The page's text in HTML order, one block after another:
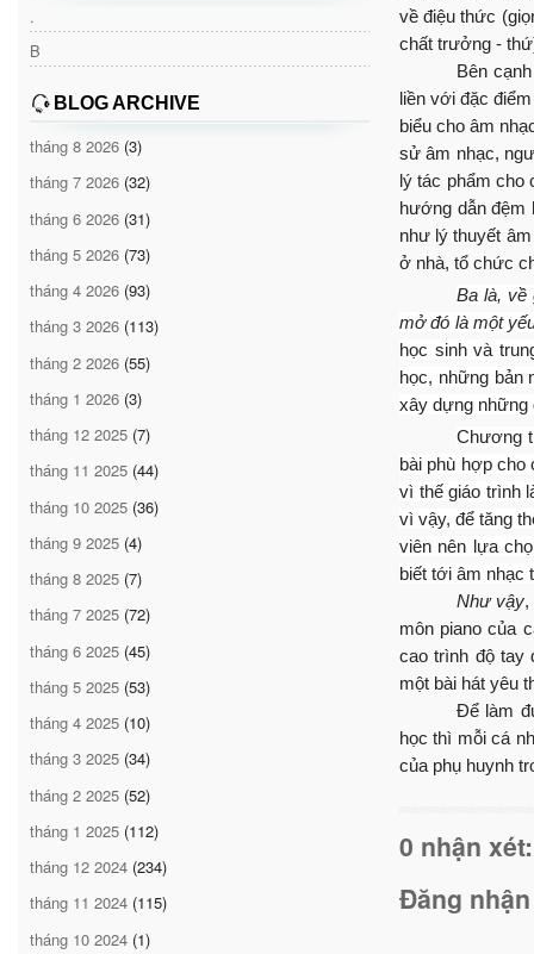
.
B
BLOG ARCHIVE
tháng 8 2026 (3)
tháng 7 2026 (32)
tháng 6 2026 (31)
tháng 5 2026 (73)
tháng 4 2026 (93)
tháng 3 2026 (113)
tháng 2 2026 (55)
tháng 1 2026 (3)
tháng 12 2025 (7)
tháng 11 2025 (44)
tháng 10 2025 (36)
tháng 9 2025 (4)
tháng 8 2025 (7)
tháng 7 2025 (72)
tháng 6 2025 (45)
tháng 5 2025 (53)
tháng 4 2025 (10)
tháng 3 2025 (34)
tháng 2 2025 (52)
tháng 1 2025 (112)
tháng 12 2024 (234)
tháng 11 2024 (115)
tháng 10 2024 (1)
về điệu thức
chất trưởng -
Bên
liền với đặc
biểu cho âm
sử âm nhạc,
lý tác phẩm cho
hướng dẫn đệm
như lý thuyết
ở nhà, tổ chức
Ba là, về
mở đó là một
học sinh và
học, những bản
xây dựng những
Chương
bài phù hợp cho
vì thế giáo trình
vì vậy, để tăng
viên nên lựa
biết tới âm nhạc
Như vậy,
môn piano của
cao trình độ tay
một bài hát yêu
Để làm
học thì mỗi cá
của phụ huynh
0 nhận xét:
Đăng